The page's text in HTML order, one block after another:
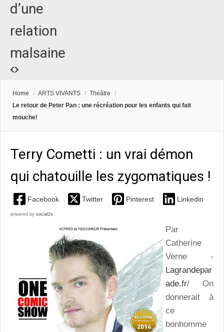
d’une
relation
malsaine
Home / ARTS VIVANTS / Théâtre
/
Le retour de Peter Pan : une récréation pour les enfants qui fait
mouche!
Terry Cometti : un vrai démon
qui chatouille les zygomatiques !
Facebook Twitter Pinterest Linkedin
powered by social2s
Par
Catherine
Verne -
Lagrandepar
ade.fr/ On
donnerait à
ce
bonhomme